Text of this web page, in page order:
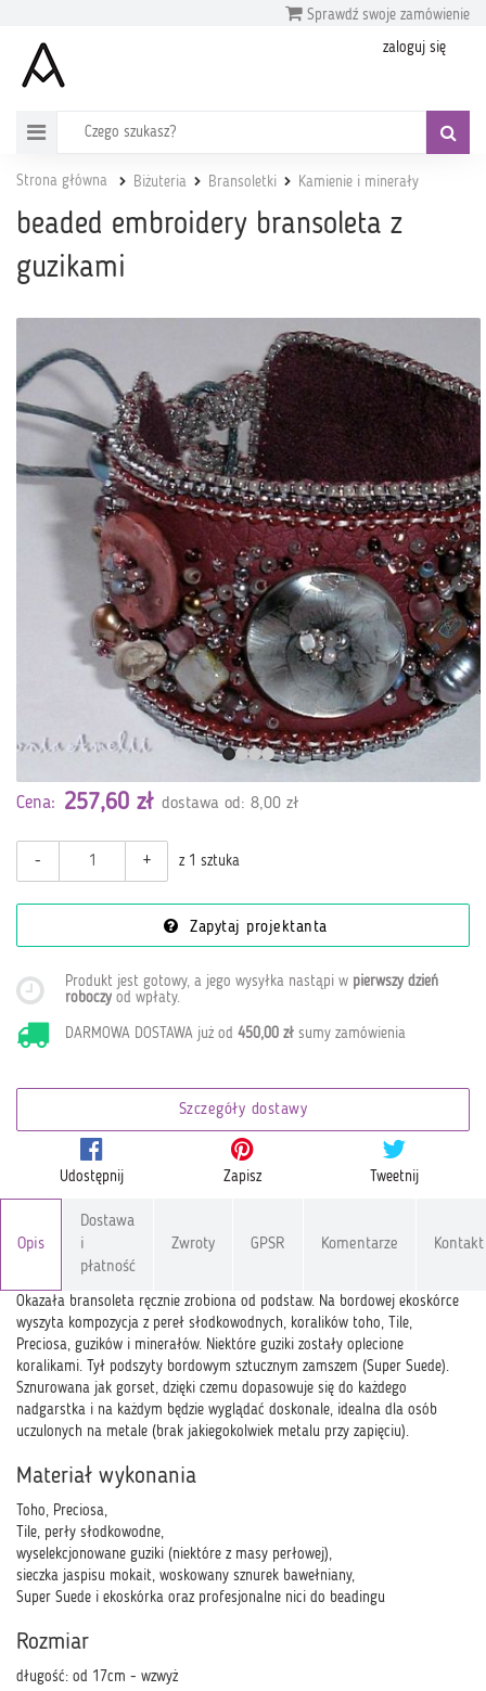
Sprawdź swoje zamówienie
zaloguj się
Strona główna Biżuteria Bransoletki Kamienie i minerały
beaded embroidery bransoleta z
guzikami
Cena: 257,60 zł dostawa od: 8,00 zł
- + z 1 sztuka
Zapytaj projektanta
Produkt jest gotowy, a jego wysyłka nastąpi w pierwszy dzień
roboczy od wpłaty.
DARMOWA DOSTAWA już od450,00 zł sumy zamówienia
Szczegóły dostawy
Udostępnij Zapisz Tweetnij
Opis
Dostawa
i
płatność
Zwroty GPSR Komentarze Kontakt
Okazała bransoleta ręcznie zrobiona od podstaw. Na bordowej ekoskórce
wyszyta kompozycja z pereł słodkowodnych, koralików toho, Tile,
Preciosa, guzików i minerałów. Niektóre guziki zostały oplecione
koralikami. Tył podszyty bordowym sztucznym zamszem (Super Suede).
Sznurowana jak gorset, dzięki czemu dopasowuje się do każdego
nadgarstka i na każdym będzie wyglądać doskonale, idealna dla osób
uczulonych na metale (brak jakiegokolwiek metalu przy zapięciu).
Materiał wykonania
Toho, Preciosa,
Tile, perły słodkowodne,
wyselekcjonowane guziki (niektóre z masy perłowej),
sieczka jaspisu mokait, woskowany sznurek bawełniany,
Super Suede i ekoskórka oraz profesjonalne nici do beadingu
Rozmiar
długość: od 17cm - wzwyż